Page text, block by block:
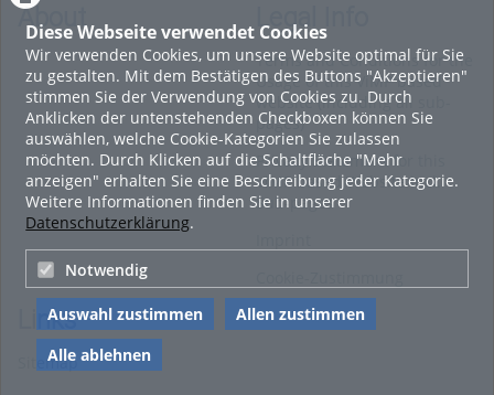
Diese Webseite verwendet Cookies
Wir verwenden Cookies, um unsere Website optimal für Sie
zu gestalten. Mit dem Bestätigen des Buttons "Akzeptieren"
stimmen Sie der Verwendung von Cookies zu. Durch
Anklicken der untenstehenden Checkboxen können Sie
auswählen, welche Cookie-Kategorien Sie zulassen
möchten. Durch Klicken auf die Schaltfläche "Mehr
anzeigen" erhalten Sie eine Beschreibung jeder Kategorie.
Weitere Informationen finden Sie in unserer
Datenschutzerklärung.
Notwendig
Auswahl zustimmen
Allen zustimmen
Alle ablehnen
About Legal Info
Terms and Conditions for the
Usage of this ViMP based
website (including all sub-
pages)
Privacy Statement for this
ViMP based Website incl.
Sub-pages
Links
Sitemap